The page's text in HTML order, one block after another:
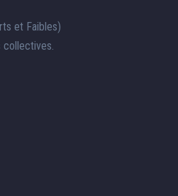
et Faibles)
collectives.